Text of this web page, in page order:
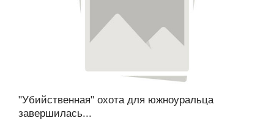
"Убийственная" охота для южноуральца
завершилась...